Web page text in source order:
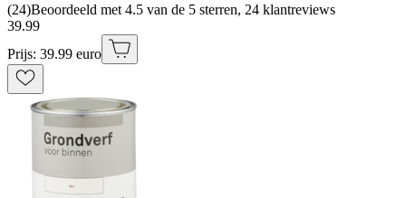
(24)Beoordeeld met 4.5 van de 5 sterren, 24 klantreviews
39.99
Prijs: 39.99 euro